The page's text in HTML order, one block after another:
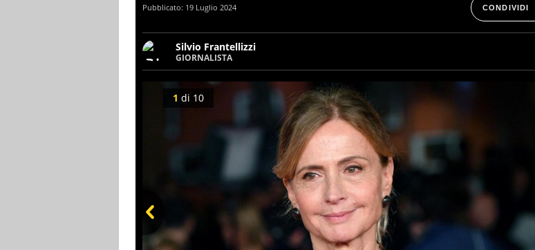
Pubblicato: 19 Luglio 2024 CONDIVIDI
Silvio Frantellizzi
GIORNALISTA
Giornalista pubblicista. Da oltre dieci anni si occupa di informazione sul web,
scrivendo di sport, attualità, cronaca, motori, spettacolo e videogame.
Prev
1 di 10